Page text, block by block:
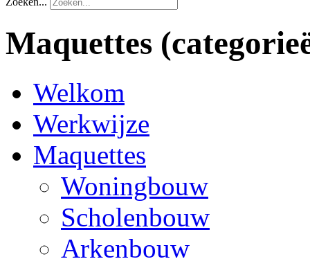
Maquettes
Welkom
Werkwijze
Maquettes
Woningbouw
Scholenbouw
Arkenbouw